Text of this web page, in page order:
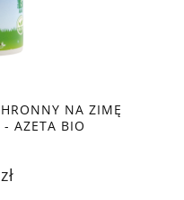
NA ZIMĘ
AZETA BIO